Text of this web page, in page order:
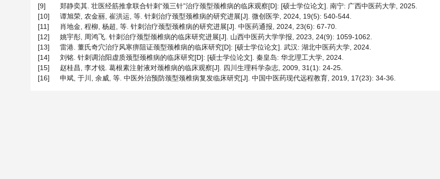
[9]
郑静奕其. 壮医经筋推拿联合针刺“颈三针”治疗颈型颈椎病的临床观察[D]: [硕士学位论文]. 南宁: 广西中医药大学, 2025.
[10]
谭旭荣, 农金丽, 崔洪运, 等. 针刺治疗颈型颈椎病的研究进展[J]. 微创医学, 2024, 19(5): 540-544.
[11]
肖地金, 程柳, 杨超, 等. 针刺治疗颈型颈椎病的研究进展[J]. 中医药通报, 2024, 23(6): 67-70.
[12]
姚宇彤, 周鸿飞. 针刺治疗颈型颈椎病的临床研究进展[J]. 山西中医药大学学报, 2023, 24(9): 1059-1062.
[13]
雷港. 董氏奇穴治疗风寒痹阻证颈型颈椎病的临床研究[D]: [硕士学位论文]. 武汉: 湖北中医药大学, 2024.
[14]
刘铭. 针刺调治阳虚质颈型颈椎病的临床研究[D]: [硕士学位论文]. 秦皇岛: 华北理工大学, 2024.
[15]
赵桂昌, 李才锐. 葛根素注射液对颈椎病的临床观察[J]. 四川生理科学杂志, 2009, 31(1): 24-25.
[16]
申斌, 于川, 余威, 等. 中医外治预防颈型颈椎病复发临床研究[J]. 中国中医药现代远程教育, 2019, 17(23): 34-36.